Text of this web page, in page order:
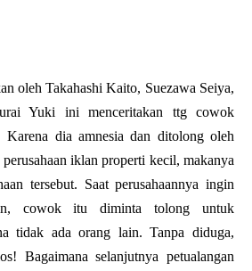
oleh Takahashi Kaito, Suezawa Seiya,
Yuki ini menceritakan ttg cowok
Karena dia amnesia dan ditolong oleh
iklan properti kecil, makanya
tersebut. Saat perusahaannya ingin
cowok itu diminta tolong untuk
tidak ada orang lain. Tanpa diduga,
Bagaimana selanjutnya petualangan